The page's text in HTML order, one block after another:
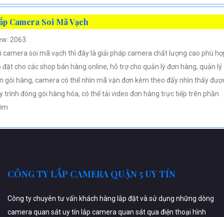
Camera Soi Mã Vạch
2063.
camera soi mã vạch thì đây là giải pháp camera chất lượng cao phù
đặt cho các shop bán hàng online, hỗ trợ cho quản lý đơn hàng, quản lý
gói hàng, camera có thể nhìn mã vận đơn kèm theo đấy nhìn thấy
trình đóng gói hàng hóa, có thể tải video đơn hàng trực tiếp trên phần
CÔNG TY LẮP CAMERA QUẬN 5 UY TÍN
Công ty chuyên tư vấn khách hàng lắp đặt và sử dụng những dòng
camera quan sát uy tín lắp camera quan sát qua điện thoại hình